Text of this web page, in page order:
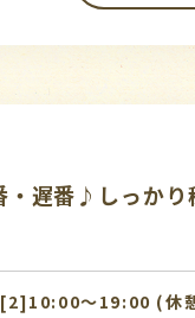
遅番♪しっか
〜19:00 (休